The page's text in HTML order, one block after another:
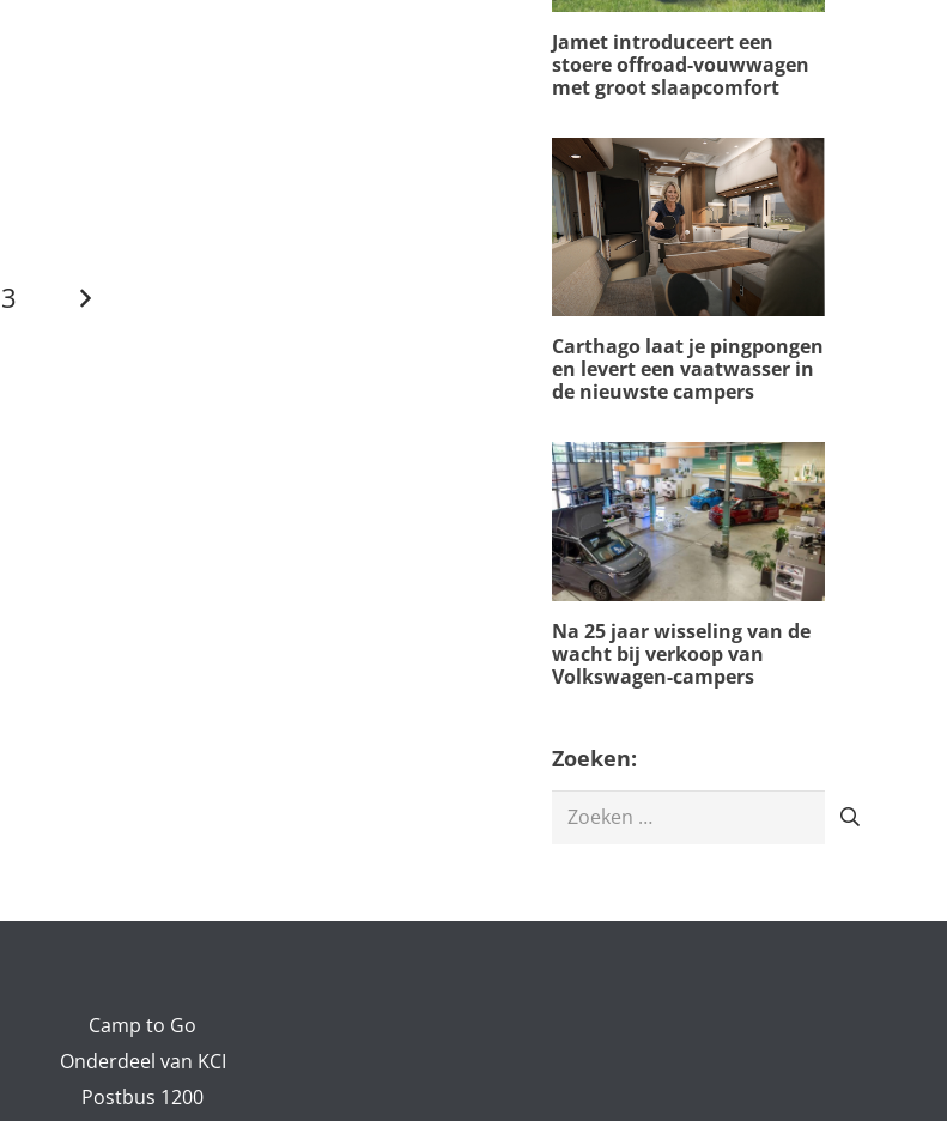
3
Jamet introduceert een
stoere offroad-vouwwagen
met groot slaapcomfort
Carthago laat je pingpongen
en levert een vaatwasser in
de nieuwste campers
Na 25 jaar wisseling van de
wacht bij verkoop van
Volkswagen-campers
Zoeken:
Zoeken
Camp to Go
Onderdeel van KCI
Postbus 1200